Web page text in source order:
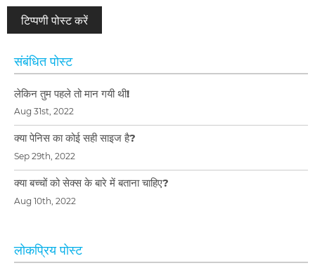
संबंधित पोस्ट
लेकिन तुम पहले तो मान गयी थी!
Aug 31st, 2022
क्या पेनिस का कोई सही साइज है?
Sep 29th, 2022
क्या बच्चों को सेक्स के बारे में बताना चाहिए?
Aug 10th, 2022
लोकप्रिय पोस्ट